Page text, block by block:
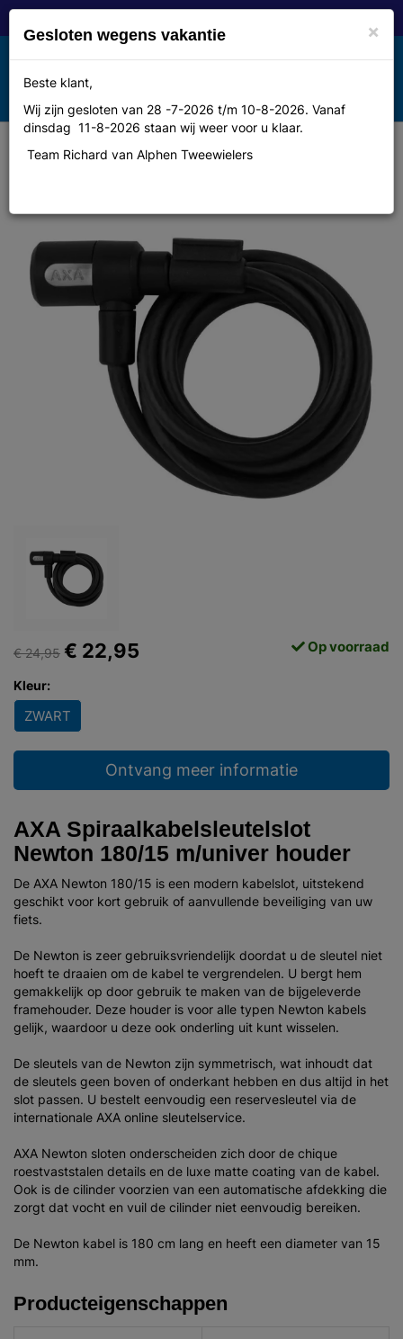
Toggle
navigation
MENU
AXA Spiraalkabelsleutelslot
€ 24,95 € 22,95 Op voorraad
Kleur:
ZWART
Ontvang meer informatie
AXA Spiraalkabelsleutelslot
Newton 180/15 m/univer houder
De AXA Newton 180/15 is een modern kabelslot, uitstekend
geschikt voor kort gebruik of aanvullende beveiliging van uw
fiets.
De Newton is zeer gebruiksvriendelijk doordat u de sleutel niet
hoeft te draaien om de kabel te vergrendelen. U bergt hem
gemakkelijk op door gebruik te maken van de bijgeleverde
framehouder. Deze houder is voor alle typen Newton kabels
gelijk, waardoor u deze ook onderling uit kunt wisselen.
De sleutels van de Newton zijn symmetrisch, wat inhoudt dat
de sleutels geen boven of onderkant hebben en dus altijd in het
slot passen. U bestelt eenvoudig een reservesleutel via de
internationale AXA online sleutelservice.
AXA Newton sloten onderscheiden zich door de chique
roestvaststalen details en de luxe matte coating van de kabel.
Ook is de cilinder voorzien van een automatische afdekking die
zorgt dat vocht en vuil de cilinder niet eenvoudig bereiken.
De Newton kabel is 180 cm lang en heeft een diameter van 15
mm.
Producteigenschappen
×
Gesloten wegens vakantie
Beste klant,
Wij zijn gesloten van 28 -7-2026 t/m 10-8-2026. Vanaf
dinsdag 11-8-2026 staan wij weer voor u klaar.
Team Richard van Alphen Tweewielers